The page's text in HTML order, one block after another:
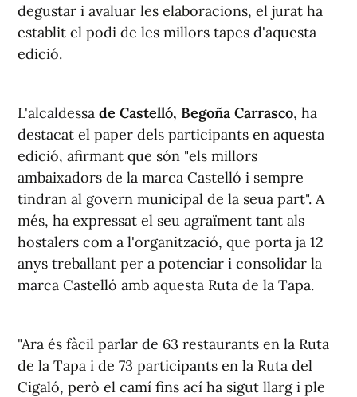
degustar i avaluar les elaboracions, el jurat ha
establit el podi de les millors tapes d'aquesta
edició.
L'alcaldessa de Castelló, Begoña Carrasco, ha
destacat el paper dels participants en aquesta
edició, afirmant que són "els millors
ambaixadors de la marca Castelló i sempre
tindran al govern municipal de la seua part". A
més, ha expressat el seu agraïment tant als
hostalers com a l'organització, que porta ja 12
anys treballant per a potenciar i consolidar la
marca Castelló amb aquesta Ruta de la Tapa.
"Ara és fàcil parlar de 63 restaurants en la Ruta
de la Tapa i de 73 participants en la Ruta del
Cigaló, però el camí fins ací ha sigut llarg i ple